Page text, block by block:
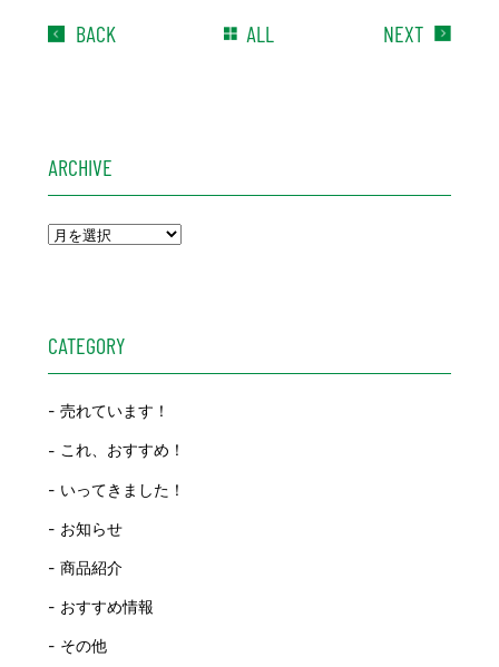
BACK ALL NEXT
ARCHIVE
CATEGORY
売れています！
これ、おすすめ！
いってきました！
お知らせ
商品紹介
おすすめ情報
その他